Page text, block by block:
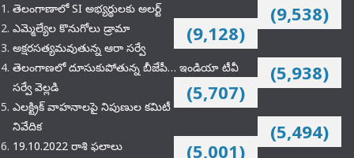
తెలంగాణాలో SI అభ్యర్థులకు అలర్ట్ (9,538)
ఎమ్మెల్యేల కొనుగోలు డ్రామా (9,128)
అక్షరసత్యమవుతున్న ఆరా సర్వే
(5,938)
తెలంగాణలో దూసుకుపోతున్న బీజేపీ… ఇండియా టీవీ
సర్వే వెల్లడి
(5,707)
ఎలక్ట్రిక్‌ వాహనాలపై నిపుణుల కమిటీ
నివేదిక
(5,494)
19.10.2022 రాశి ఫలాలు (5,001)